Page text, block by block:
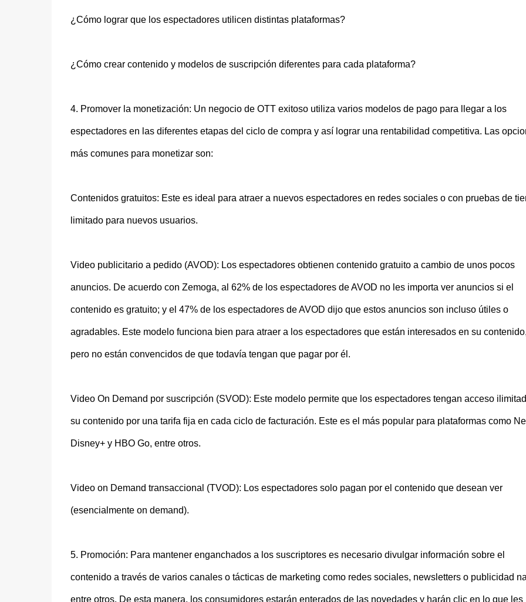
¿Cómo lograr que los espectadores utilicen distintas plataformas?
¿Cómo crear contenido y modelos de suscripción diferentes para cada plataforma?
4. Promover la monetización: Un negocio de OTT exitoso utiliza varios modelos de pago para llegar a los
espectadores en las diferentes etapas del ciclo de compra y así lograr una rentabilidad competitiva. Las
más comunes para monetizar son:
Contenidos gratuitos: Este es ideal para atraer a nuevos espectadores en redes sociales o con pruebas de
limitado para nuevos usuarios.
Video publicitario a pedido (AVOD): Los espectadores obtienen contenido gratuito a cambio de unos pocos
anuncios. De acuerdo con Zemoga, al 62% de los espectadores de AVOD no les importa ver anuncios si el
contenido es gratuito; y el 47% de los espectadores de AVOD dijo que estos anuncios son incluso útiles o
agradables. Este modelo funciona bien para atraer a los espectadores que están interesados en su
pero no están convencidos de que todavía tengan que pagar por él.
Video On Demand por suscripción (SVOD): Este modelo permite que los espectadores tengan acceso
su contenido por una tarifa fija en cada ciclo de facturación. Este es el más popular para plataformas como
Disney+ y HBO Go, entre otros.
Video on Demand transaccional (TVOD): Los espectadores solo pagan por el contenido que desean ver
(esencialmente on demand).
5. Promoción: Para mantener enganchados a los suscriptores es necesario divulgar información sobre el
contenido a través de varios canales o tácticas de marketing como redes sociales, newsletters o publicidad
entre otros. De esta manera, los consumidores estarán enterados de las novedades y harán clic en lo que les